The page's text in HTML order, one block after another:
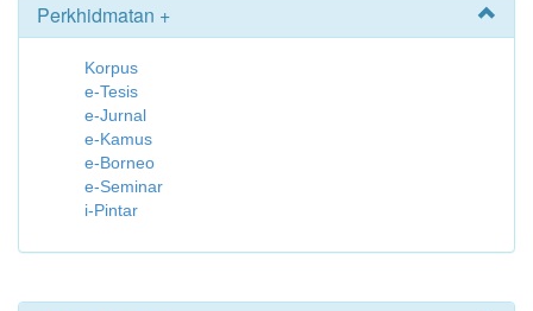
Perkhidmatan +
Korpus
e-Tesis
e-Jurnal
e-Kamus
e-Borneo
e-Seminar
i-Pintar